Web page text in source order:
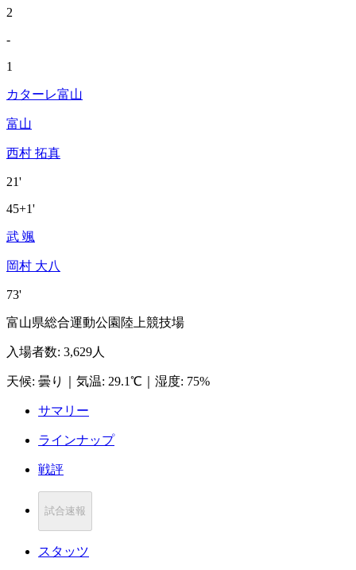
2
-
1
カターレ富山
富山
西村 拓真
21'
45+1'
武 颯
岡村 大八
73'
富山県総合運動公園陸上競技場
入場者数: 3,629人
天候: 曇り 気温: 29.1℃ 湿度: 75%
サマリー
ラインナップ
戦評
試合速報
スタッツ